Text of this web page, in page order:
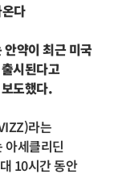
다
약이 최근 미국
시된다고
도했다.
라는
아세클리딘
10시간 동안